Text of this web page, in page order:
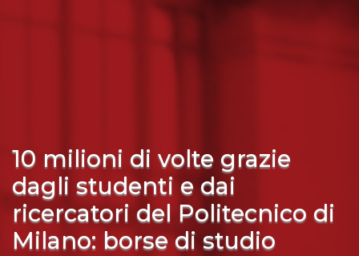
10 milioni di volte grazie
dagli studenti e dai
ricercatori del Politecnico di
Milano: borse di studio